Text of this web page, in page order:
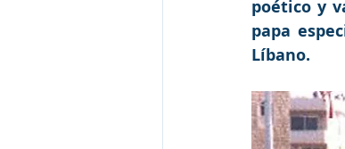
poético y
papa
Líbano.